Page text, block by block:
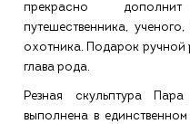
прекрасно
путешественника,
охотника. Подарок ручной
глава рода.
Резная скульптура
выполнена в